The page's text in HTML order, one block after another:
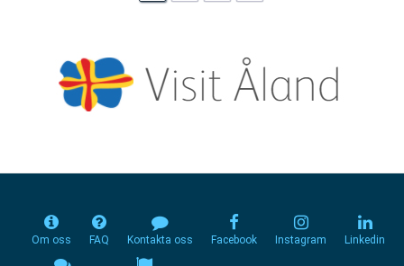
Om oss FAQ Kontakta oss Facebook Instagram Linkedin